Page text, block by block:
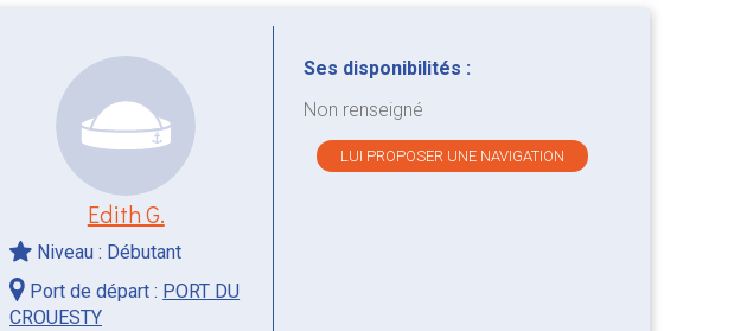
Edith G.
Niveau : Débutant
Port de départ : PORT DU
CROUESTY
Ses disponibilités :
Non renseigné
LUI PROPOSER UNE NAVIGATION